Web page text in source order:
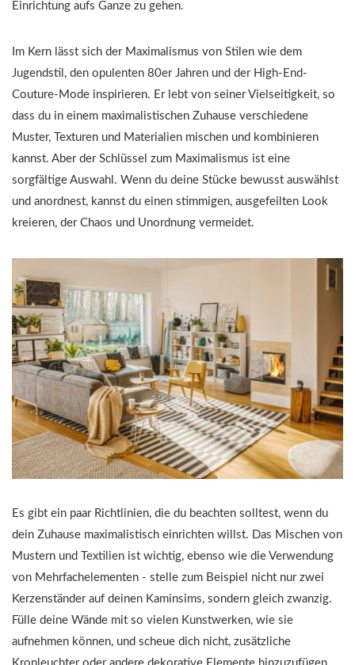
Einrichtung aufs Ganze zu gehen.
Im Kern lässt sich der Maximalismus von Stilen wie dem
Jugendstil, den opulenten 80er Jahren und der High-End-
Couture-Mode inspirieren. Er lebt von seiner Vielseitigkeit, so
dass du in einem maximalistischen Zuhause verschiedene
Muster, Texturen und Materialien mischen und kombinieren
kannst. Aber der Schlüssel zum Maximalismus ist eine
sorgfältige Auswahl. Wenn du deine Stücke bewusst auswählst
und anordnest, kannst du einen stimmigen, ausgefeilten Look
kreieren, der Chaos und Unordnung vermeidet.
Es gibt ein paar Richtlinien, die du beachten solltest, wenn du
dein Zuhause maximalistisch einrichten willst. Das Mischen von
Mustern und Textilien ist wichtig, ebenso wie die Verwendung
von Mehrfachelementen - stelle zum Beispiel nicht nur zwei
Kerzenständer auf deinen Kaminsims, sondern gleich zwanzig.
Fülle deine Wände mit so vielen Kunstwerken, wie sie
aufnehmen können, und scheue dich nicht, zusätzliche